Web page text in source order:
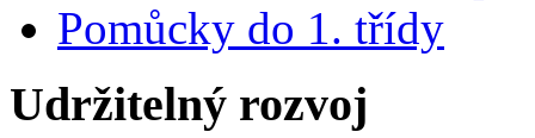
Pomůcky do 1. třídy
Udržitelný rozvoj